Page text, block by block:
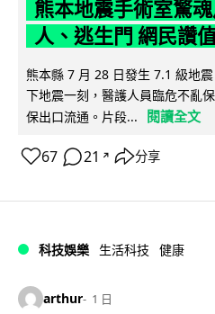
熊本地震手術室驚
人、逃生門 網民讚
熊本縣 7 月 28 日發生 7.1 級地
下地震一刻，醫護人員臨危不亂
保出口流通。片段...
閱讀全文
67 21 ↗ 分享
科技娛樂 生活科技 健康
arthur 1 日